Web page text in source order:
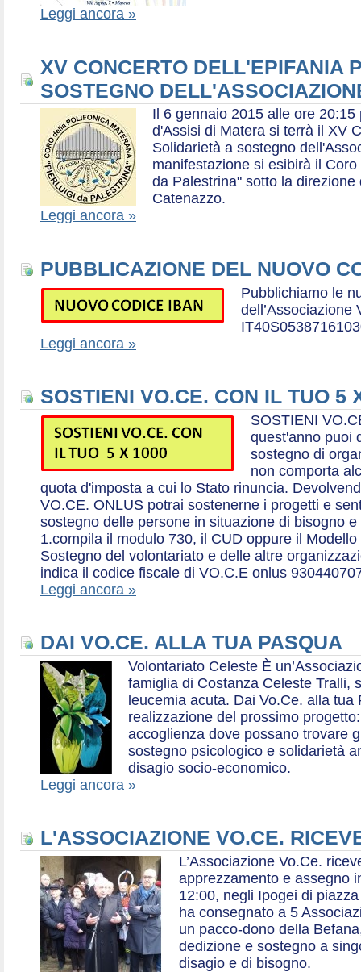
Leggi ancora »
XV CONCERTO DELL'EPIFANIA
SOSTEGNO
Il 6 gennaio 2015 alle ore
d'Assisi di Matera si terrà il XV
Solidarietà a sostegno
manifestazione si esibirà il
da Palestrina" sotto la
Catenazzo.
Leggi ancora »
PUBBLICAZIONE DEL NUOVO
Pubblichiamo le
dell’Associazione
Leggi ancora »
SOSTIENI VO.CE. CON IL TUO 5
SOSTIENI
quest'anno puoi
sostegno di
non comporta
quota d'imposta a cui lo Stato rinuncia.
VO.CE. ONLUS potrai sostenerne i progetti e
sostegno delle persone in situazione di bisogno
1.compila il modulo 730, il CUD oppure il
Sostegno del volontariato e delle altre
indica il codice fiscale di VO.C.E onlus
Leggi ancora »
DAI VO.CE. ALLA TUA PASQUA
Volontariato Celeste È
famiglia di Costanza Celeste Tralli,
leucemia acuta. Dai Vo.Ce. alla tua
realizzazione del prossimo
accoglienza dove possano trovare
sostegno psicologico e solidarietà
disagio socio-economico.
Leggi ancora »
L'ASSOCIAZIONE VO.CE.
L’Associazione Vo.Ce.
apprezzamento e assegno
12:00, negli Ipogei di
ha consegnato a 5
un pacco-dono della
dedizione e sostegno a
disagio e di bisogno.